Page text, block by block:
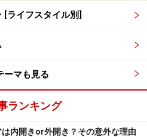
わりがあると、何が起きる？
フォームに意味はあるのか？
黄色で金運」 のタネあかし
界で人気！ ところで風水って
[ライフスタイル別]
ーマも見る
ランキング
は内開きor外開き？その意外な理由